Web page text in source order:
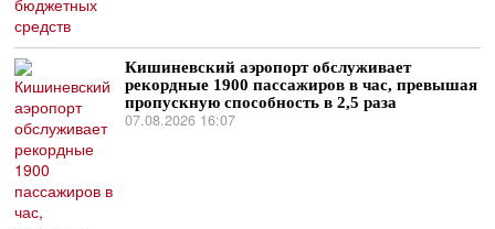
Кишиневский аэропорт обслуживает
рекордные 1900 пассажиров в час, превышая
пропускную способность в 2,5 раза
07.08.2026 16:07